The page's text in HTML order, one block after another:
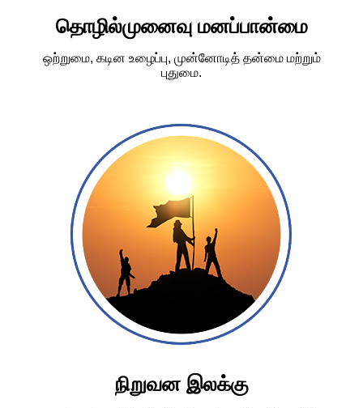
தொழில்முனைவு மனப்பான்மை
ஒற்றுமை, கடின உழைப்பு, முன்னோடித் தன்மை மற்றும்
புதுமை.
நிறுவன இலக்கு